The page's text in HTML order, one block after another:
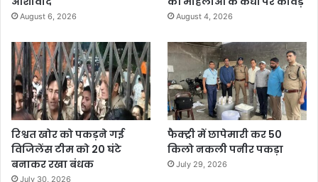
August 6, 2026 August 4, 2026
रिश्वत खोर को पकड़ने गई
विजिलेंस टीम को 20 घंटे
बनाकर रखा बंधक
July 30, 2026
फैक्ट्री में छापेमारी कर 50
किलो नकली पनीर पकड़ा
July 29, 2026